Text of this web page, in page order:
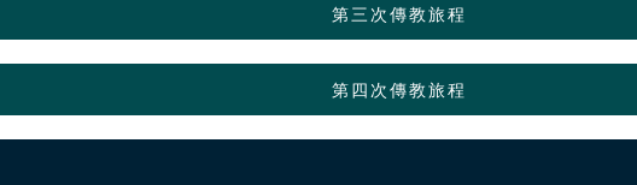
第三次傳教旅程
第四次傳教旅程